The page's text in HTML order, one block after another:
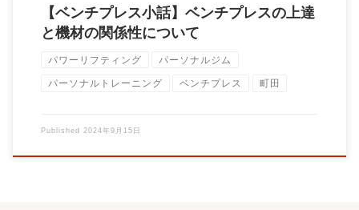
【ベンチプレス小話】ベンチプレスの上達
と機材の関係性について
パワーリフティング パーソナルジム
パーソナルトレーニング ベンチプレス 町田
Published 2024年9月15日